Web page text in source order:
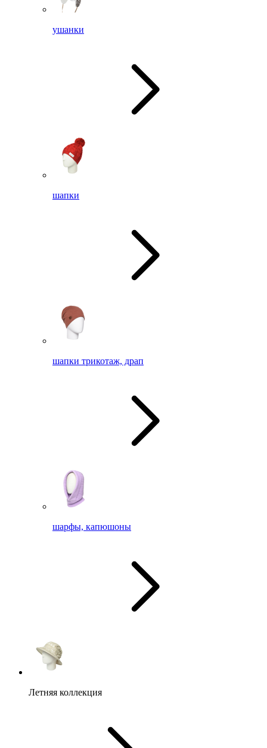
ушанки
шапки
шапки трикотаж, драп
шарфы, капюшоны
Летняя коллекция